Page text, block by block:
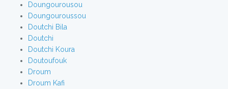
Doungourousou
Doungouroussou
Doutchi Bila
Doutchi
Doutchi Koura
Doutoufouk
Droum
Droum Kafi